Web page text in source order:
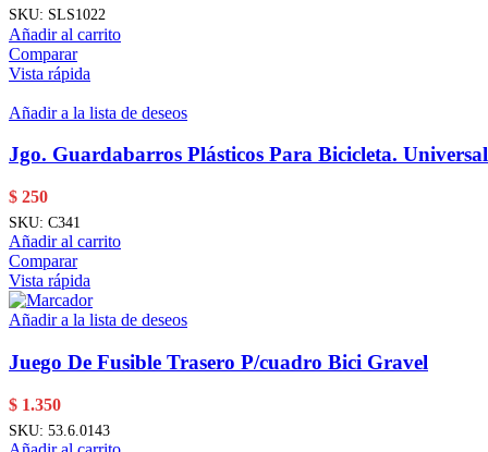
SKU: SLS1022
Añadir al carrito
Comparar
Vista rápida
Añadir a la lista de deseos
Jgo. Guardabarros Plásticos Para Bicicleta.
$ 250
SKU: C341
Añadir al carrito
Comparar
Vista rápida
Añadir a la lista de deseos
Juego De Fusible Trasero P/cuadro Bici Gravel
$ 1.350
SKU: 53.6.0143